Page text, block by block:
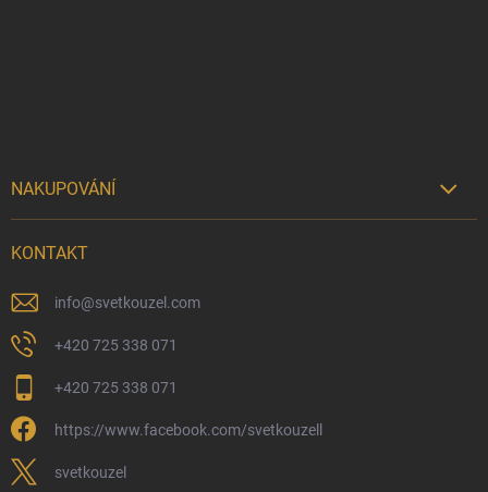
NAKUPOVÁNÍ 
Kamenný obchod
Dárkový rádce 🎁
Reklamace a vrácení zboží
Věrnostní program
Velkoobchod
KONTAKT
info@svetkouzel.com
+420 725 338 071
+420 725 338 071
https://www.facebook.com/svetkouzell
svetkouzel